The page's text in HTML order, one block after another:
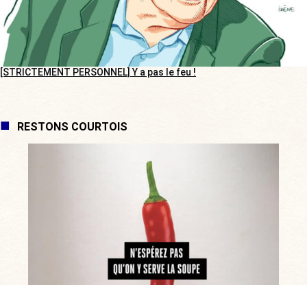
[STRICTEMENT PERSONNEL] Y a pas le feu !
RESTONS COURTOIS